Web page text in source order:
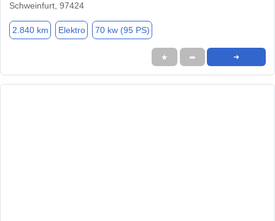
Schweinfurt, 97424
2.840 km Elektro 70 kw (95 PS)
★ ➦ ➜